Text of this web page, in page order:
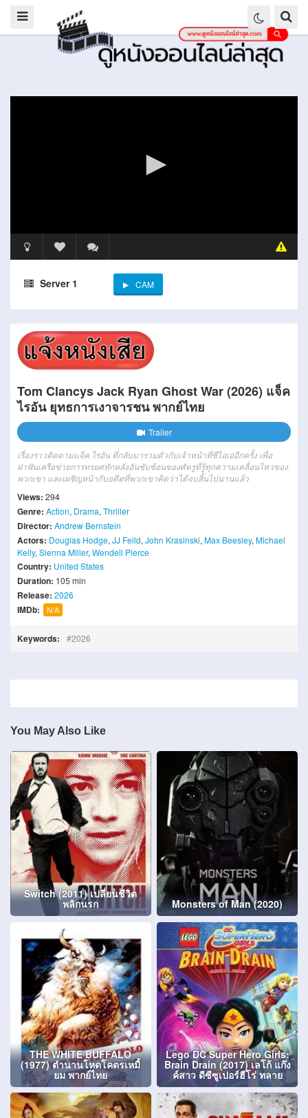
Server 1 CAM
Tom Clancys Jack Ryan Ghost War (2026) แจ็ค
ไรอัน ยุทธการเงาจารชน พากย์ไทย
Trailer
เรื่องราวติดตามแจ็ค ไรอัน ที่กลับมารวมตัวกับเจ้าหน้าที่ซีไอเออีกครั้ง เพื่อ
ฝ่าฟันเครือข่ายการทรยศหักหลังอันซับซ้อนของศัตรูที่รู้ทุกความเคลื่อนไหวของ
พวกเขา และเผชิญหน้ากับอดีตที่พวกเขาคิดว่าได้จบสิ้นไปนานแล้ว
Views: 294
Genre: Action, Drama, Thriller
Director: Andrew Bernstein
Actors: Douglas Hodge, JJ Feild, John Krasinski, Max Beesley, Michael
Kelly, Sienna Miller, Wendell Pierce
Country: United States
Duration: 105 min
Release: 2026
IMDb: N/A
Keywords: 2026
You May Also Like
Switch (2011) เปลี่ยนชีวิต
พลิกนรก Monsters of Man (2020)
THE WHITE BUFFALO
(1977) ตำนานโหดโคตรเหมี้
ยม พากย์ไทย
Lego DC Super Hero Girls:
Brain Drain (2017) เลโก้ แก๊ง
ค์สาว ดีซีซูเปอร์ฮีโร่ ทลาย